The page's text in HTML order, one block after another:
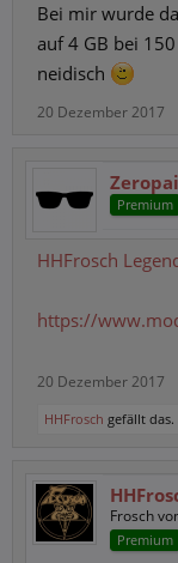
Bei mir wurde
auf 4 GB bei
neidisch
20 Dezember 2017
Premium
HHFrosch
https://
20 Dezember 2017
HHFrosch gefällt das.
Frosch
Premium